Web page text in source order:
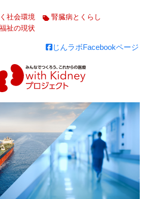
社会環境
腎臓病とくらし
祉の現状
じんラボFacebookページ